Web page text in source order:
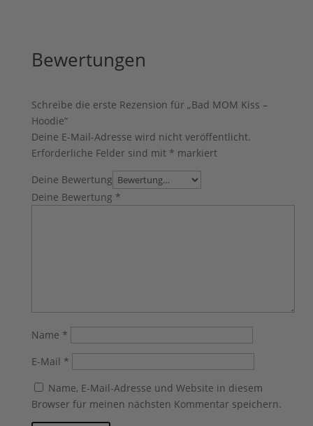
Bewertungen
Schreibe die erste Rezension für „Bad MOM Kiss –
Hoodie“
Deine E-Mail-Adresse wird nicht veröffentlicht.
Erforderliche Felder sind mit * markiert
Deine Bewertung
Deine Bewertung *
Name *
E-Mail *
Name, E-Mail-Adresse und Website in diesem
Browser für meinen nächsten Kommentar speichern.